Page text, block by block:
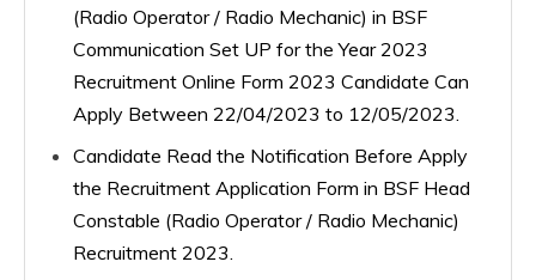
(Radio Operator / Radio Mechanic) in BSF
Communication Set UP for the Year 2023
Recruitment Online Form 2023 Candidate Can
Apply Between 22/04/2023 to 12/05/2023.
Candidate Read the Notification Before Apply
the Recruitment Application Form in BSF Head
Constable (Radio Operator / Radio Mechanic)
Recruitment 2023.